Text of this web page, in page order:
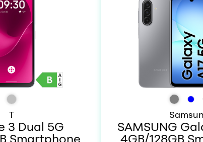
T
3 Dual 5G
Smartphone
SAMSUNG
4GB/128GB